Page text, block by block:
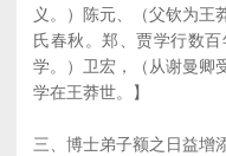
义。）陈元、（父钦为王
氏春秋。郑、贾学行数
学。）卫宏，（从谢曼卿
学在王莽世。】
三、博士弟子额之日益增